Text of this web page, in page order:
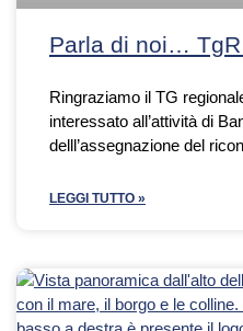
Parla di noi…
Ringraziamo il TG
interessato all’attività di
delll’assegnazione del
LEGGI TUTTO »